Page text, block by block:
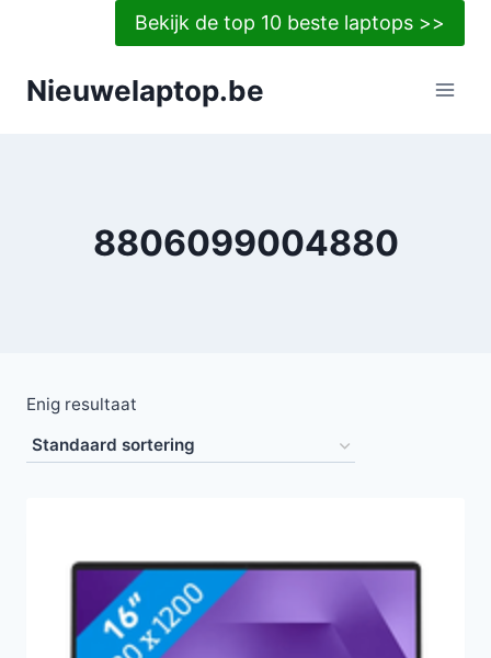
Bekijk de top 10 beste laptops >>
Nieuwelaptop.be
8806099004880
Enig resultaat